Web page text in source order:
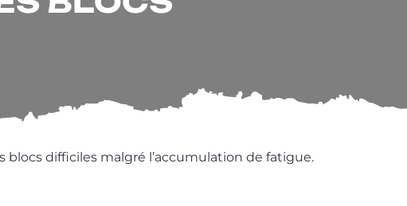
blocs dif­fi­ciles mal­gré l’ac­cu­mu­la­tion de fatigue.